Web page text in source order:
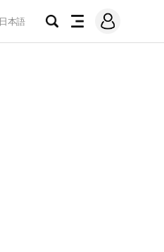
日本語
검
전
메
그